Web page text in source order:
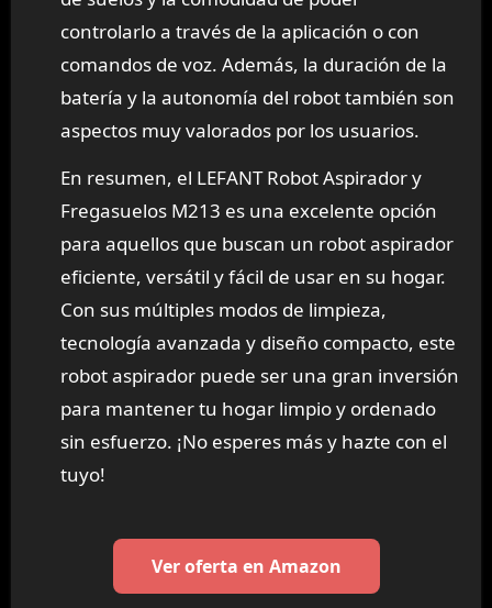
controlarlo a través de la aplicación o con
comandos de voz. Además, la duración de la
batería y la autonomía del robot también son
aspectos muy valorados por los usuarios.
En resumen, el LEFANT Robot Aspirador y
Fregasuelos M213 es una excelente opción
para aquellos que buscan un robot aspirador
eficiente, versátil y fácil de usar en su hogar.
Con sus múltiples modos de limpieza,
tecnología avanzada y diseño compacto, este
robot aspirador puede ser una gran inversión
para mantener tu hogar limpio y ordenado
sin esfuerzo. ¡No esperes más y hazte con el
tuyo!
Ver oferta en Amazon